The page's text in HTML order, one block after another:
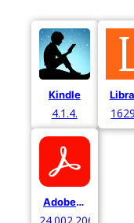
Kindle
4.1.4.
Adobe Acrobat